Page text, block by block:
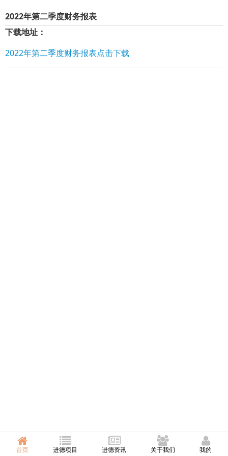
2022年第二季度财务报表
下载地址：
2022年第二季度财务报表点击下载
首页 进德项目 进德资讯 关于我们 我的